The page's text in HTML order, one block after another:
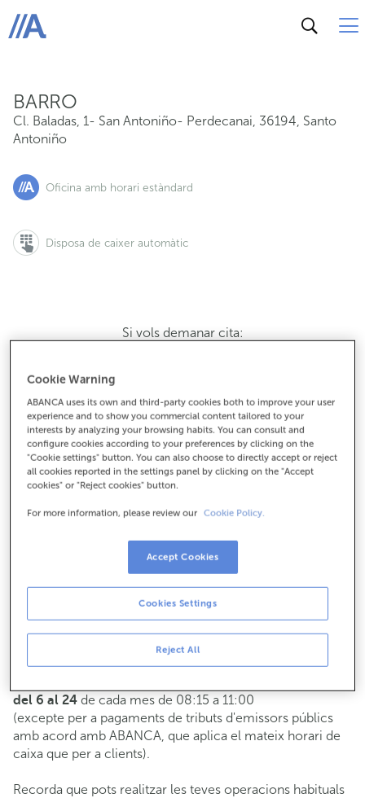
ABANCA
BARRO
Cl. Baladas, 1- San Antoniño- Perdecanai, 36194, Santo
Antoniño
Oficina amb horari estàndard
Disposa de caixer automàtic
Si vols demanar cita:
Per a tot el demés:
986711013
Com arribar
Consulta tots els horaris
De dilluns a divendres de8:15 a 14:00.
Pots demanarcita prèviai t'atendrem el dia i hora que
Operacions amb efectiu
Clients: de dilluns a divendres de 8:15 a 11:00
del 6 al 24 de cada mes de 08:15 a 11:00
(excepte per a pagaments de tributs d'emissors públics
amb acord amb ABANCA, que aplica el mateix horari de
caixa que per a clients).
Recorda que pots realitzar les teves operacions habituals
Cookie Warning
ABANCA uses its own and third-party cookies both to improve your user
experience and to show you commercial content tailored to your
interests by analyzing your browsing habits. You can consult and
configure cookies according to your preferences by clicking on the
"Cookie settings" button. You can also choose to directly accept or reject
all cookies reported in the settings panel by clicking on the "Accept
cookies" or "Reject cookies" button.
For more information, please review our Cookie Policy.
Reject All
Cookies Settings
Accept Cookies
Cl. Baladas, 1- San Antoniño- Perdecanai, 36194,